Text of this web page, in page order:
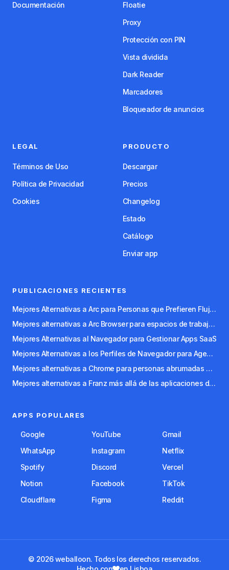
Documentación
Floatie
Proxy
Protección con PIN
Vista dividida
Dark Reader
Marcadores
Bloqueador de anuncios
LEGAL
Términos de Uso
Política de Privacidad
Cookies
PRODUCTO
Descargar
Precios
Changelog
Estado
Catálogo
Enviar app
PUBLICACIONES RECIENTES
Mejores Alternativas a Arc para Personas que Prefieren Flujos de Trabajo con Teclado
Mejores alternativas a Arc Browser para espacios de trabajo organizados
Mejores Alternativas al Navegador para Gestionar Apps SaaS
Mejores Alternativas a los Perfiles de Navegador para Agencias y Freelancers
Mejores alternativas a Chrome para personas abrumadas por las pestañas
Mejores alternativas a Franz más allá de las aplicaciones de mensajería
APPS POPULARES
Google YouTube
Gmail
WhatsApp
Instagram
Netflix
Spotify
Discord
Vercel
Notion
Facebook
TikTok
Cloudflare
Figma Reddit
© 2026 weballoon. Todos los derechos reservados.